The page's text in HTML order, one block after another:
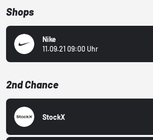
Shops
Nike
11.09.21 09:00 Uhr
2nd Chance
StockX